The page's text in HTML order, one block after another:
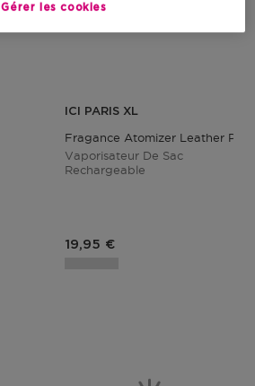
ICI PARIS XL
Fragance Atomizer Leather
Vaporisateur De Sac
Rechargeable
Prix du produit
19,95 €
Gérer les cookies